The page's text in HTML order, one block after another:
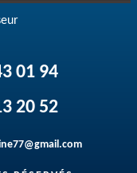
01 94
20 52